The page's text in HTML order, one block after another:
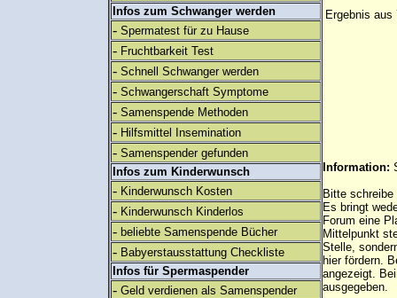
Infos zum Schwanger werden
- Spermatest für zu Hause
- Fruchtbarkeit Test
- Schnell Schwanger werden
- Schwangerschaft Symptome
- Samenspende Methoden
- Hilfsmittel Insemination
- Samenspender gefunden
Infos zum Kinderwunsch
- Kinderwunsch Kosten
- Kinderwunsch Kinderlos
- beliebte Samenspende Bücher
- Babyerstausstattung Checkliste
Infos für Spermaspender
- Geld verdienen als Samenspender
Ergebnis aus
Information:
Bitte
Es bringt
Forum eine
Mittelpunkt
Stelle,
hier fördern.
angezeigt.
ausgegeben.